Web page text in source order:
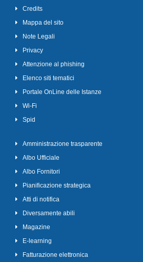
Credits
Mappa del sito
Note Legali
Privacy
Attenzione al phishing
Elenco siti tematici
Portale OnLine delle Istanze
Wi-Fi
Spid
Amministrazione trasparente
Albo Ufficiale
Albo Fornitori
Pianificazione strategica
Atti di notifica
Diversamente abili
Magazine
E-learning
Fatturazione elettronica